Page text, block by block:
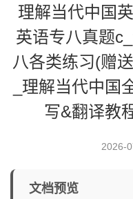
理解当代中国
英语专八真题
八各类练习(赠
_理解当代中国
写&翻译教
2026-
文档预览